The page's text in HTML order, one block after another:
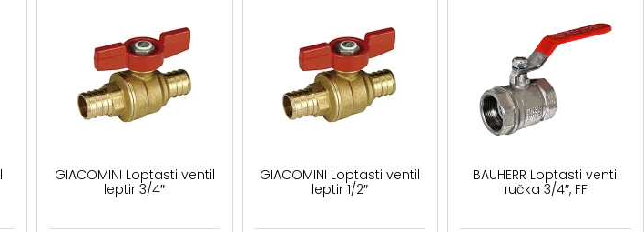
GIACOMINI Loptasti ventil
leptir 3/4″
GIACOMINI Loptasti ventil
leptir 1/2″
BAUHERR Loptasti ventil
ručka 3/4″, FF